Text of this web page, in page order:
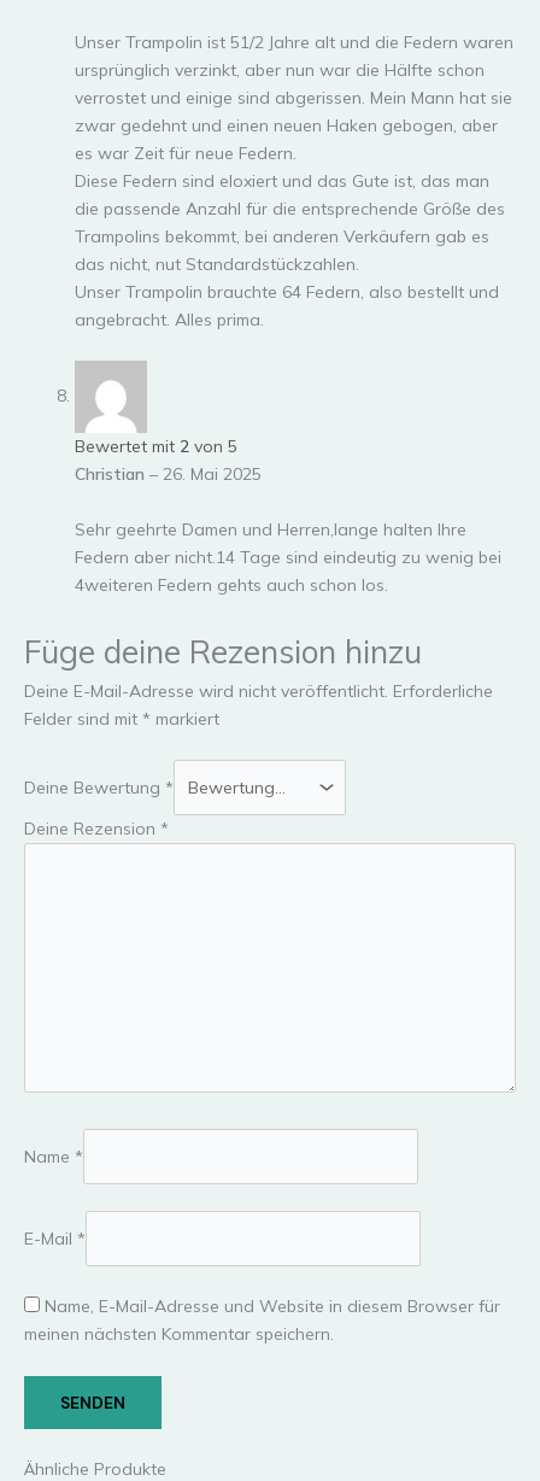
Unser Trampolin ist 51/2 Jahre alt und die Federn waren
ursprünglich verzinkt, aber nun war die Hälfte schon
verrostet und einige sind abgerissen. Mein Mann hat sie
zwar gedehnt und einen neuen Haken gebogen, aber
es war Zeit für neue Federn.
Diese Federn sind eloxiert und das Gute ist, das man
die passende Anzahl für die entsprechende Größe des
Trampolins bekommt, bei anderen Verkäufern gab es
das nicht, nut Standardstückzahlen.
Unser Trampolin brauchte 64 Federn, also bestellt und
angebracht. Alles prima.
Bewertet mit 2 von 5
Christian – 26. Mai 2025
Sehr geehrte Damen und Herren,lange halten Ihre
Federn aber nicht.14 Tage sind eindeutig zu wenig bei
4weiteren Federn gehts auch schon los.
Füge deine Rezension hinzu
Deine E-Mail-Adresse wird nicht veröffentlicht. Erforderliche
Felder sind mit * markiert
Deine Bewertung *
Deine Rezension *
Name *
E-Mail *
Name, E-Mail-Adresse und Website in diesem Browser für
meinen nächsten Kommentar speichern.
Ähnliche Produkte